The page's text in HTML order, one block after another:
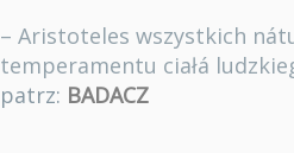
– Aristoteles wszystkich
temperamentu ciałá
patrz: BADACZ